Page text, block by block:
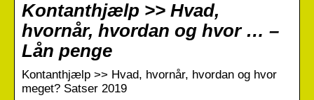
Kontanthjælp >> Hvad,
hvornår, hvordan og hvor … –
Lån penge
Kontanthjælp >> Hvad, hvornår, hvordan og hvor
meget? Satser 2019